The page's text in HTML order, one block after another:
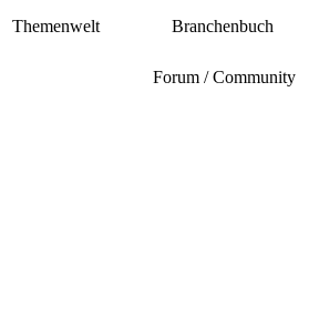
Themenwelt Branchenbuch
Forum / Community